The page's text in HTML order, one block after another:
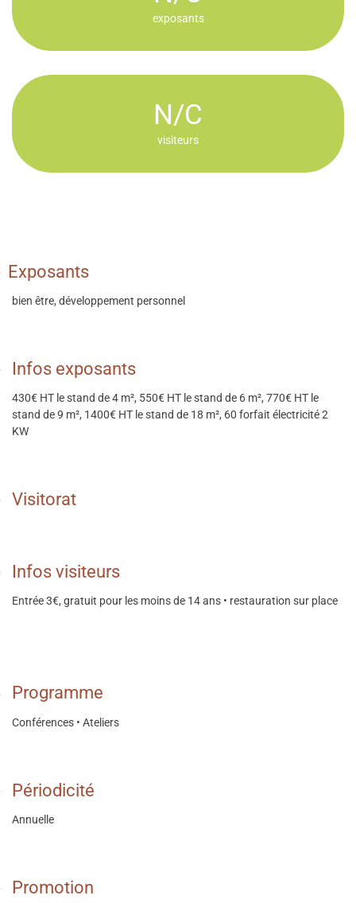
exposants
N/C
visiteurs
Exposants
bien être, développement personnel
Infos exposants
430€ HT le stand de 4 m², 550€ HT le stand de 6 m², 770€ HT le
stand de 9 m², 1400€ HT le stand de 18 m², 60 forfait électricité 2
KW
Visitorat
Infos visiteurs
Entrée 3€, gratuit pour les moins de 14 ans • restauration sur place
Programme
Conférences • Ateliers
Périodicité
Annuelle
Promotion